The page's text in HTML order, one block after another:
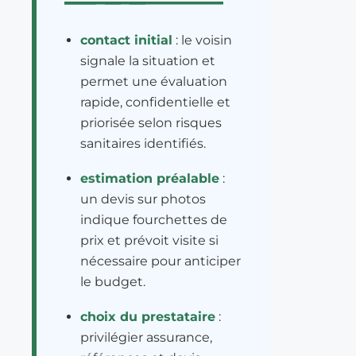
contact initial : le voisin
signale la situation et
permet une évaluation
rapide, confidentielle et
priorisée selon risques
sanitaires identifiés.
estimation préalable :
un devis sur photos
indique fourchettes de
prix et prévoit visite si
nécessaire pour anticiper
le budget.
choix du prestataire :
privilégier assurance,